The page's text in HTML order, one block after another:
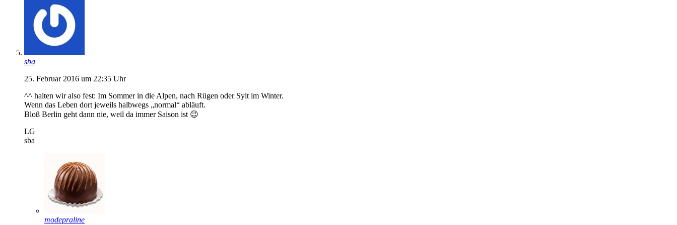
sba
25. Februar 2016 um 22:35 Uhr
^^ halten wir also fest: Im Sommer in die Alpen, nach Rügen oder Sylt im Winter.
Wenn das Leben dort jeweils halbwegs „normal“ abläuft.
Bloß Berlin geht dann nie, weil da immer Saison ist 😉
LG
sba
modepraline